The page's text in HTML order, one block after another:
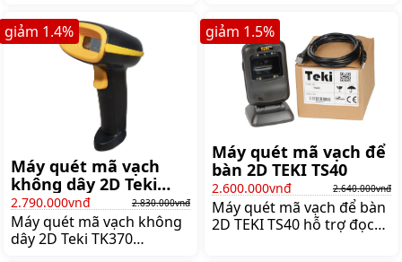
vạch xa 60cm, chịu được
độ rơi 1.5m với tốc độ
quét 400 scan/s,
Giá:1.550.000 đ
lớn 2200mAh lithium-ion
cho thời gian sử dụng 17
giờ, Giá:4.490.000 đ
Máy quét mã vạch
không dây 2D Teki
TK370 V2/TK370U (Wifi
+ Bluetooth)
2.790.000vnđ 2.830.000vnđ
Máy quét mã vạch không
dây 2D Teki TK370
giảm 1.4%
Máy quét mã vạch để
bàn 2D TEKI TS40
2.600.000vnđ 2.640.000vnđ
Máy quét mã vạch để bàn
2D TEKI TS40 hỗ trợ đọc
giảm 1.5%